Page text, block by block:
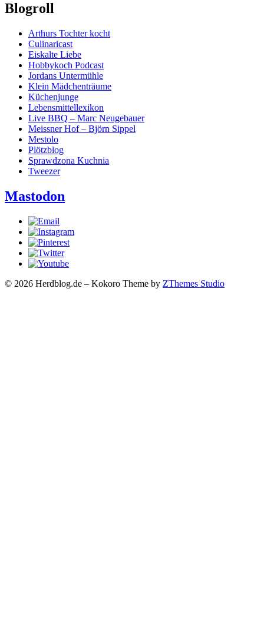
Blogroll
Arthurs Tochter kocht
Culinaricast
Eiskalte Liebe
Hobbykoch Podcast
Jordans Untermühle
Klein Mädchenträume
Küchenjunge
Lebensmittellexikon
Live BBQ – Marc Neugebauer
Meissner Hof – Björn Sippel
Mestolo
Plötzblog
Sprawdzona Kuchnia
Tweezer
Mastodon
© 2026 Herdblog.de – Kokoro Theme by ZThemes Studio